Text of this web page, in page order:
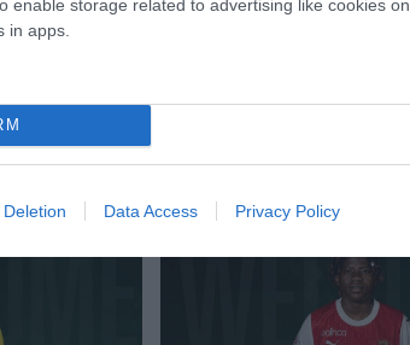
enable storage related to advertising like cookies on
in apps.
Deletion Data Access Privacy Policy